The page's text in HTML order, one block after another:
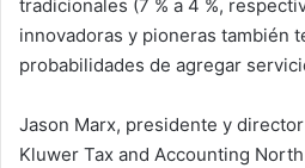
tradicionales (7 % a 4 %,
innovadoras y pioneras también
probabilidades de agregar
Jason Marx, presidente y
Kluwer Tax and Accounting